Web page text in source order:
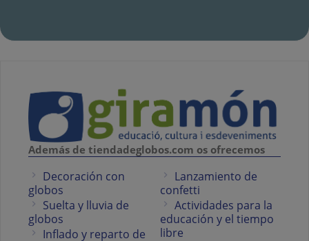
Además de tiendadeglobos.com os ofrecemos
Decoración con
globos
Suelta y lluvia de
globos
Inflado y reparto de
Lanzamiento de
confetti
Actividades para la
educación y el tiempo
libre